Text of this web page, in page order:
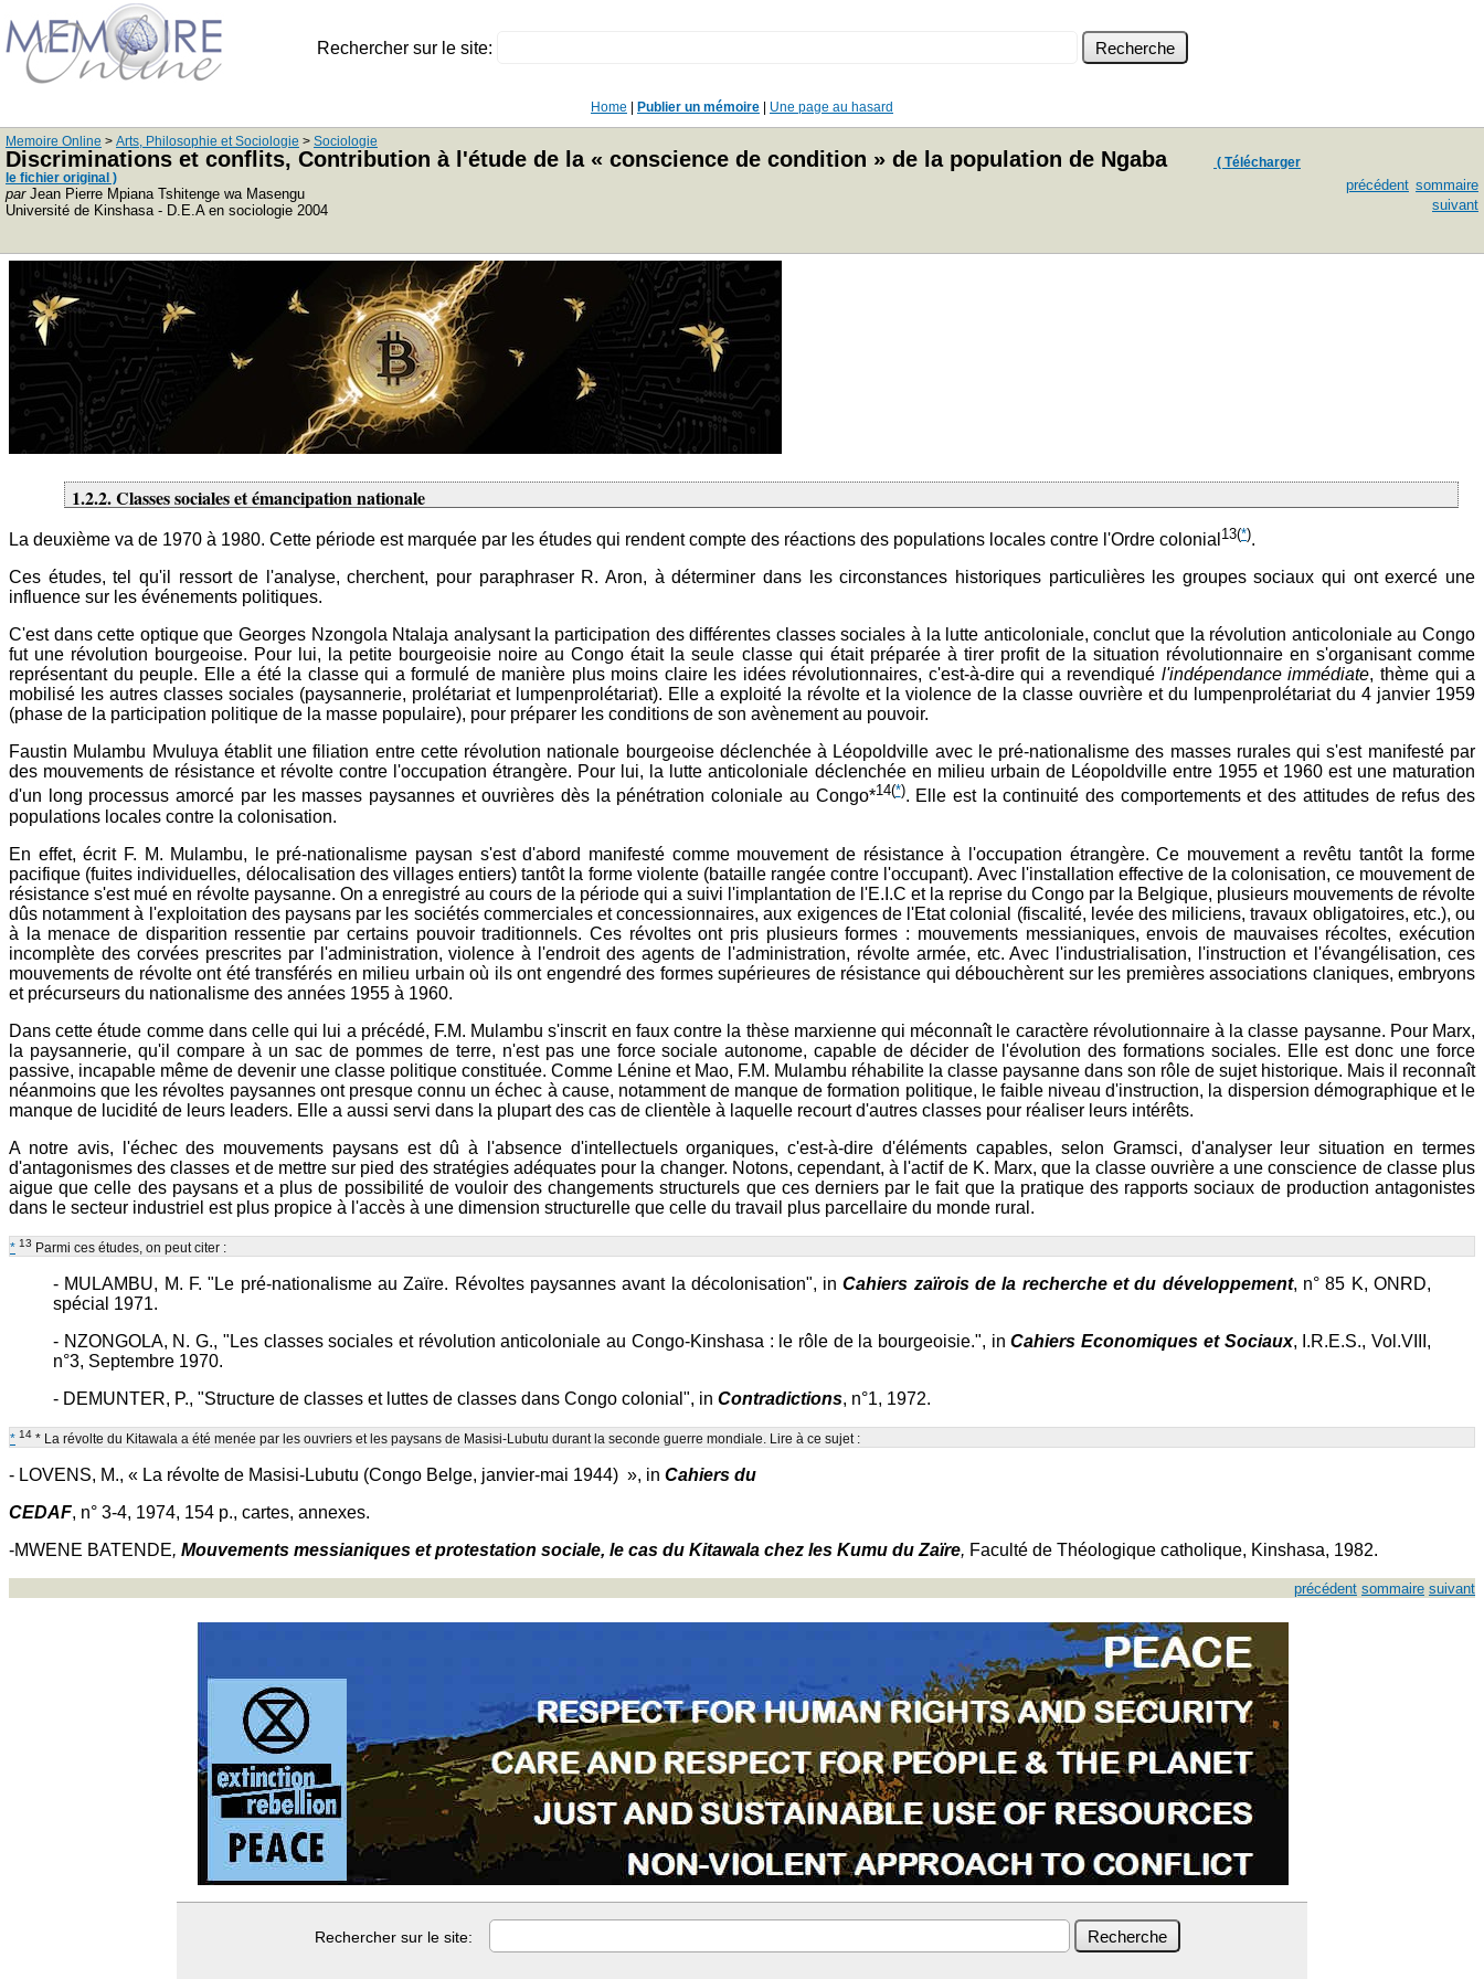
Rechercher sur le site:
Home Publier un mémoire Une page au hasard
Memoire Online > Arts, Philosophie et Sociologie > Sociologie
Discriminations et conflits, Contribution à l'étude de la « conscience de condition » de la population de Ngaba
( Télécharger
le fichier original )
parJean Pierre Mpiana Tshitenge wa Masengu
Université de Kinshasa - D.E.A en sociologie 2004
précédent sommaire
suivant
1.2.2. Classes sociales et émancipation nationale
La deuxième va de 1970 à 1980. Cette période est marquée par les études qui rendent compte des réactions des populations locales contre l'Ordre colonial 13(*).
Ces études, tel qu'il ressort de l'analyse, cherchent, pour paraphraser R. Aron, à déterminer dans les circonstances historiques particulières les groupes sociaux qui ont exercé une
influence sur les événements politiques.
C'est dans cette optique que Georges Nzongola Ntalaja analysant la participation des différentes classes sociales à la lutte anticoloniale, conclut que la révolution anticoloniale au Congo
fut une révolution bourgeoise. Pour lui, la petite bourgeoisie noire au Congo était la seule classe qui était préparée à tirer profit de la situation révolutionnaire en s'organisant comme
représentant du peuple. Elle a été la classe qui a formulé de manière plus moins claire les idées révolutionnaires, c'est-à-dire qui a revendiqué l'indépendance immédiate, thème qui a
mobilisé les autres classes sociales (paysannerie, prolétariat et lumpenprolétariat). Elle a exploité la révolte et la violence de la classe ouvrière et du lumpenprolétariat du 4 janvier 1959
(phase de la participation politique de la masse populaire), pour préparer les conditions de son avènement au pouvoir.
Faustin Mulambu Mvuluya établit une filiation entre cette révolution nationale bourgeoise déclenchée à Léopoldville avec le pré-nationalisme des masses rurales qui s'est manifesté par
des mouvements de résistance et révolte contre l'occupation étrangère. Pour lui, la lutte anticoloniale déclenchée en milieu urbain de Léopoldville entre 1955 et 1960 est une maturation
d'un long processus amorcé par les masses paysannes et ouvrières dès la pénétration coloniale au Congo*14(*). Elle est la continuité des comportements et des attitudes de refus des
populations locales contre la colonisation.
En effet, écrit F. M. Mulambu, le pré-nationalisme paysan s'est d'abord manifesté comme mouvement de résistance à l'occupation étrangère. Ce mouvement a revêtu tantôt la forme
pacifique (fuites individuelles, délocalisation des villages entiers) tantôt la forme violente (bataille rangée contre l'occupant). Avec l'installation effective de la colonisation, ce mouvement de
résistance s'est mué en révolte paysanne. On a enregistré au cours de la période qui a suivi l'implantation de l'E.I.C et la reprise du Congo par la Belgique, plusieurs mouvements de révolte
dûs notamment à l'exploitation des paysans par les sociétés commerciales et concessionnaires, aux exigences de l'Etat colonial (fiscalité, levée des miliciens, travaux obligatoires, etc.), ou
à la menace de disparition ressentie par certains pouvoir traditionnels. Ces révoltes ont pris plusieurs formes : mouvements messianiques, envois de mauvaises récoltes, exécution
incomplète des corvées prescrites par l'administration, violence à l'endroit des agents de l'administration, révolte armée, etc. Avec l'industrialisation, l'instruction et l'évangélisation, ces
mouvements de révolte ont été transférés en milieu urbain où ils ont engendré des formes supérieures de résistance qui débouchèrent sur les premières associations claniques, embryons
et précurseurs du nationalisme des années 1955 à 1960.
Dans cette étude comme dans celle qui lui a précédé, F.M. Mulambu s'inscrit en faux contre la thèse marxienne qui méconnaît le caractère révolutionnaire à la classe paysanne. Pour Marx,
la paysannerie, qu'il compare à un sac de pommes de terre, n'est pas une force sociale autonome, capable de décider de l'évolution des formations sociales. Elle est donc une force
passive, incapable même de devenir une classe politique constituée. Comme Lénine et Mao, F.M. Mulambu réhabilite la classe paysanne dans son rôle de sujet historique. Mais il reconnaît
néanmoins que les révoltes paysannes ont presque connu un échec à cause, notamment de manque de formation politique, le faible niveau d'instruction, la dispersion démographique et le
manque de lucidité de leurs leaders. Elle a aussi servi dans la plupart des cas de clientèle à laquelle recourt d'autres classes pour réaliser leurs intérêts.
A notre avis, l'échec des mouvements paysans est dû à l'absence d'intellectuels organiques, c'est-à-dire d'éléments capables, selon Gramsci, d'analyser leur situation en termes
d'antagonismes des classes et de mettre sur pied des stratégies adéquates pour la changer. Notons, cependant, à l'actif de K. Marx, que la classe ouvrière a une conscience de classe plus
aigue que celle des paysans et a plus de possibilité de vouloir des changements structurels que ces derniers par le fait que la pratique des rapports sociaux de production antagonistes
dans le secteur industriel est plus propice à l'accès à une dimension structurelle que celle du travail plus parcellaire du monde rural.
* 13 Parmi ces études, on peut citer :
- MULAMBU, M. F. "Le pré-nationalisme au Zaïre. Révoltes paysannes avant la décolonisation", inCahiers zaïrois de la recherche et du développement, n° 85 K, ONRD,
spécial 1971.
- NZONGOLA, N. G., "Les classes sociales et révolution anticoloniale au Congo-Kinshasa : le rôle de la bourgeoisie.", inCahiers Economiques et Sociaux, I.R.E.S., Vol.VIII,
n°3, Septembre 1970.
- DEMUNTER, P., "Structure de classes et luttes de classes dans Congo colonial", in Contradictions, n°1, 1972.
* 14 * La révolte du Kitawala a été menée par les ouvriers et les paysans de Masisi-Lubutu durant la seconde guerre mondiale. Lire à ce sujet :
- LOVENS, M., « La révolte de Masisi-Lubutu (Congo Belge, janvier-mai 1944) », in Cahiers du
CEDAF, n° 3-4, 1974, 154 p., cartes, annexes.
-MWENE BATENDE, Mouvements messianiques et protestation sociale, le cas du Kitawala chez les Kumu du Zaïre, Faculté de Théologique catholique, Kinshasa, 1982.
précédent sommaire suivant
Rechercher sur le site: